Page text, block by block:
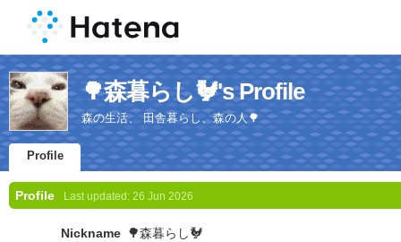
🌳森暮らし🐓's Profile
森の生活、 田舎暮らし、森の人🌳
Profile
Profile Last updated: 26 Jun 2026
Nickname 🌳森暮らし🐓